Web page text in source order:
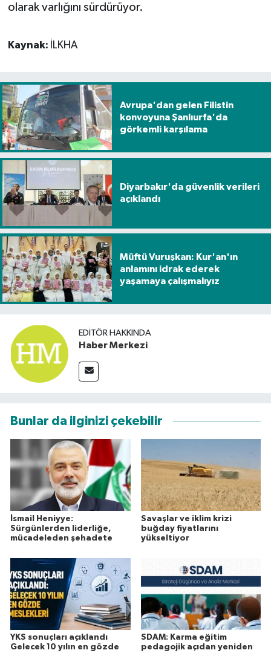
olarak varlığını sürdürüyor.
Kaynak: İLKHA
Avrupa'dan gelen Filistin
konvoyuna Şanlıurfa'da
görkemli karşılama
Diyarbakır'da güvenlik verileri
açıklandı
Müftü Vuruşkan: Kur'an'ın
anlamını idrak ederek
yaşamaya çalışmalıyız
EDITÖR HAKKINDA
Haber Merkezi
Bunlar da ilginizi çekebilir
İsmail Heniyye:
Sürgünlerden liderliğe,
mücadeleden şehadete
Savaşlar ve iklim krizi
buğday fiyatlarını
yükseltiyor
YKS sonuçları açıklandı
Gelecek 10 yılın en gözde
SDAM: Karma eğitim
pedagojik açıdan yeniden